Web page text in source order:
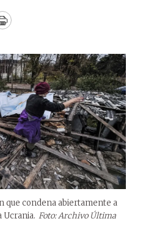
Print
que condena abiertamente a
Ucrania. Foto: Archivo Última